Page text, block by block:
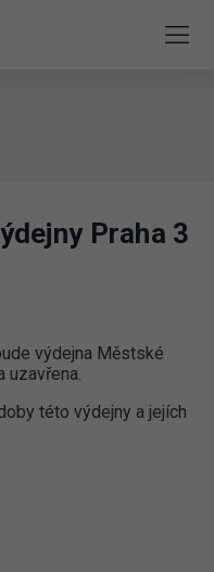
Praha 3
výdejna Městské
uzavřena.
této výdejny a jejích